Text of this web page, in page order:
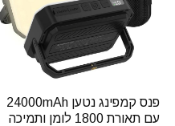
פנס קמפינג נטען 24000mAh
עם תאורת 1800 לומן ותמיכה